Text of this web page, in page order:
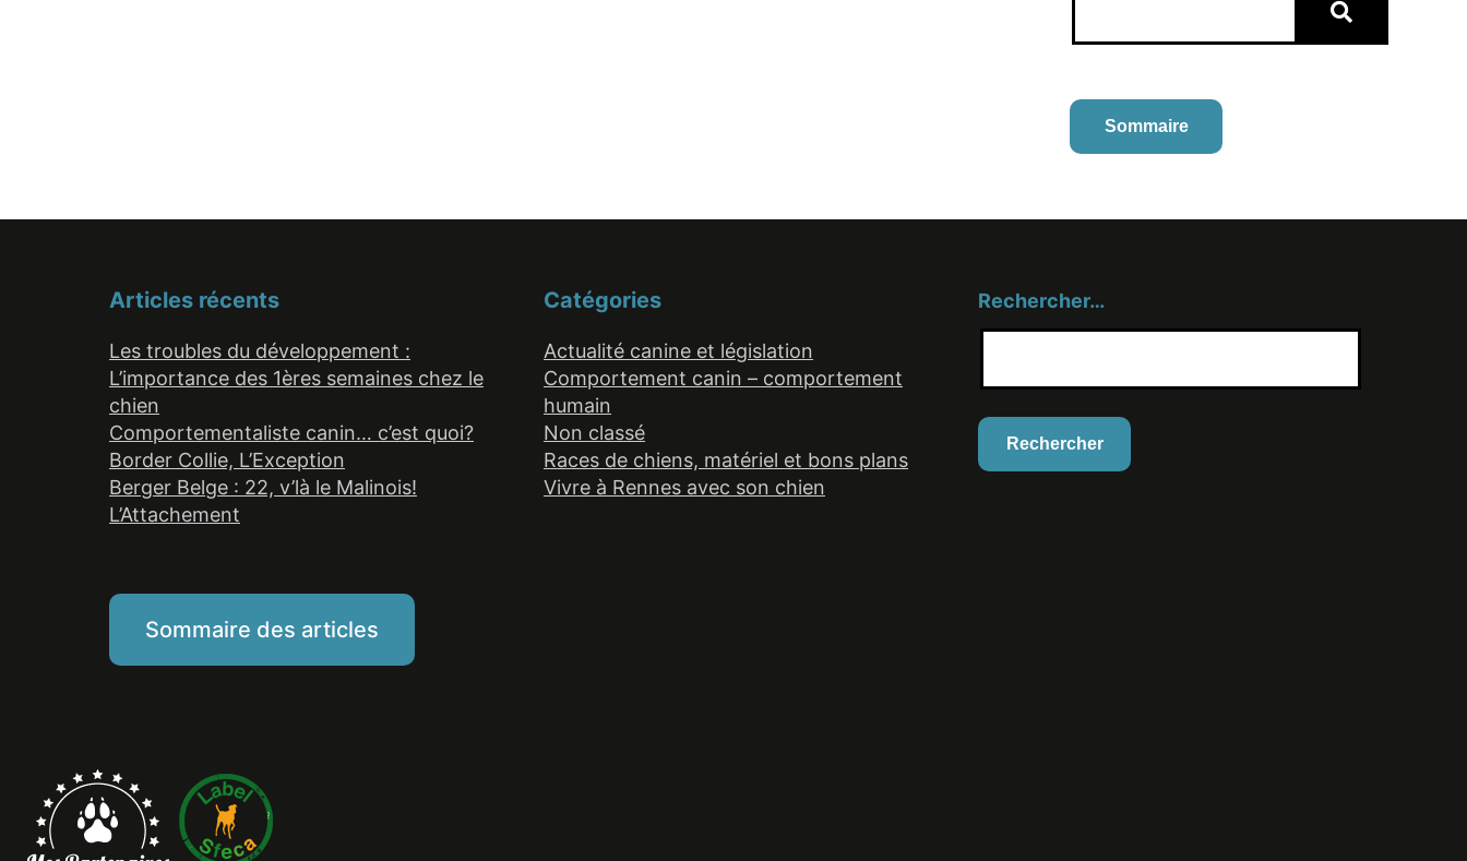
Sommaire
Articles récents
Les troubles du développement :
L’importance des 1ères semaines chez le
chien
Comportementaliste canin… c’est quoi?
Border Collie, L’Exception
Berger Belge : 22, v’là le Malinois!
L’Attachement
Catégories
Actualité canine et législation
Comportement canin – comportement
humain
Non classé
Races de chiens, matériel et bons plans
Vivre à Rennes avec son chien
Rechercher…
Sommaire des articles